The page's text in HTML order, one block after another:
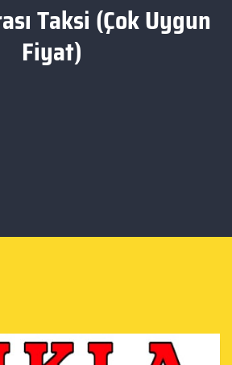
Taksi (Çok Uygun
Fiyat)